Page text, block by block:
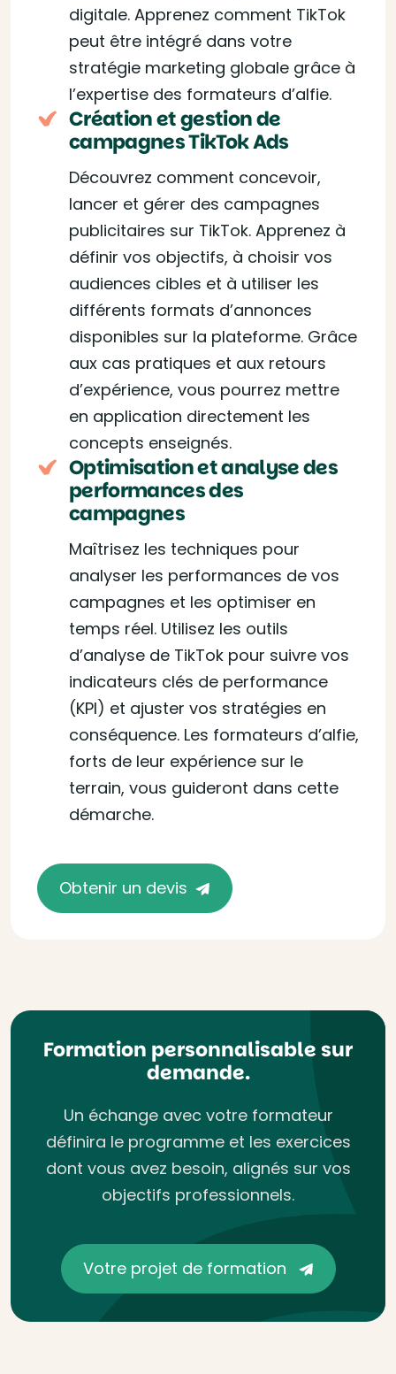
digitale. Apprenez comment TikTok
peut être intégré dans votre
stratégie marketing globale grâce à
l’expertise des formateurs d’alfie.
Création et gestion de
campagnes TikTok Ads
Découvrez comment concevoir,
lancer et gérer des campagnes
publicitaires sur TikTok. Apprenez à
définir vos objectifs, à choisir vos
audiences cibles et à utiliser les
différents formats d’annonces
disponibles sur la plateforme. Grâce
aux cas pratiques et aux retours
d’expérience, vous pourrez mettre
en application directement les
concepts enseignés.
Optimisation et analyse des
performances des
campagnes
Maîtrisez les techniques pour
analyser les performances de vos
campagnes et les optimiser en
temps réel. Utilisez les outils
d’analyse de TikTok pour suivre vos
indicateurs clés de performance
(KPI) et ajuster vos stratégies en
conséquence. Les formateurs d’alfie,
forts de leur expérience sur le
terrain, vous guideront dans cette
démarche.
Obtenir un devis
Formation personnalisable sur
demande.
Un échange avec votre formateur
définira le programme et les exercices
dont vous avez besoin, alignés sur vos
objectifs professionnels.
Votre projet de formation